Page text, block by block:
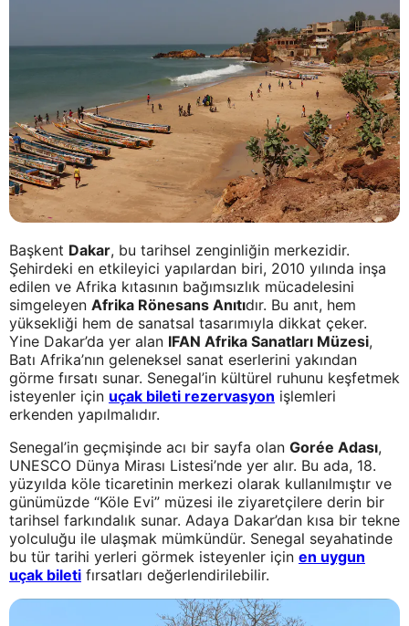
Başkent Dakar, bu tarihsel zenginliğin merkezidir.
Şehirdeki en etkileyici yapılardan biri, 2010 yılında inşa
edilen ve Afrika kıtasının bağımsızlık mücadelesini
simgeleyen Afrika Rönesans Anıtıdır. Bu anıt, hem
yüksekliği hem de sanatsal tasarımıyla dikkat çeker.
Yine Dakar’da yer alan IFAN Afrika Sanatları Müzesi,
Batı Afrika’nın geleneksel sanat eserlerini yakından
görme fırsatı sunar. Senegal’in kültürel ruhunu keşfetmek
isteyenler için uçak bileti rezervasyon işlemleri
erkenden yapılmalıdır.
Senegal’in geçmişinde acı bir sayfa olan Gorée Adası,
UNESCO Dünya Mirası Listesi’nde yer alır. Bu ada, 18.
yüzyılda köle ticaretinin merkezi olarak kullanılmıştır ve
günümüzde “Köle Evi” müzesi ile ziyaretçilere derin bir
tarihsel farkındalık sunar. Adaya Dakar’dan kısa bir tekne
yolculuğu ile ulaşmak mümkündür. Senegal seyahatinde
bu tür tarihi yerleri görmek isteyenler için en uygun
uçak bileti fırsatları değerlendirilebilir.